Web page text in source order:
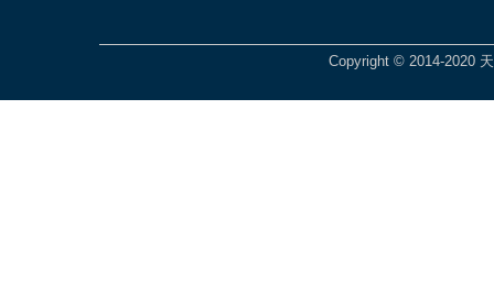
Copyright © 2014-2020